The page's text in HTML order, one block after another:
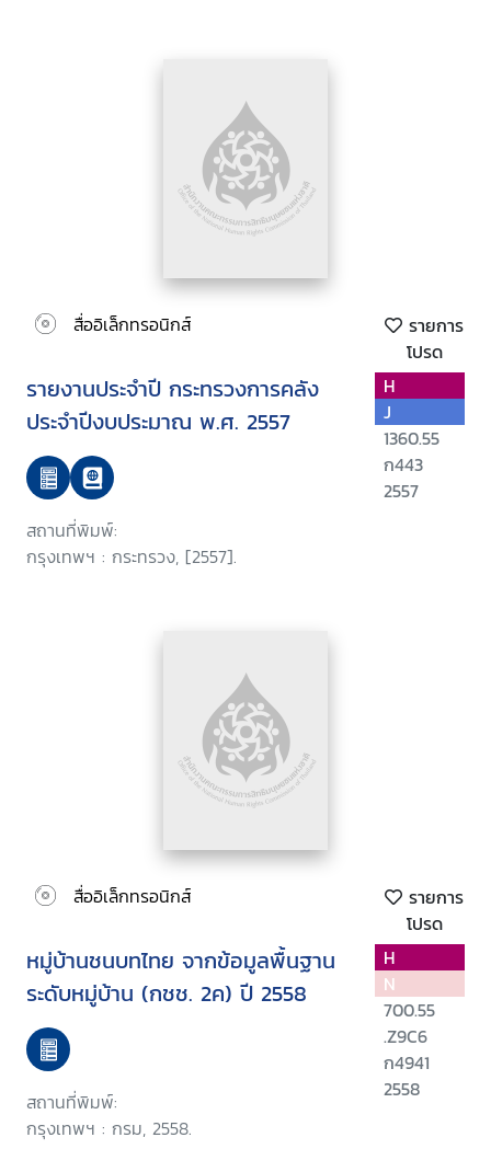
สื่ออิเล็กทรอนิกส์
รายการ
โปรด
รายงานประจำปี กระทรวงการคลัง
ประจำปีงบประมาณ พ.ศ. 2557
สถานที่พิมพ์:
กรุงเทพฯ : กระทรวง, [2557].
H
J
1360.55
ก443
2557
สื่ออิเล็กทรอนิกส์
รายการ
โปรด
หมู่บ้านชนบทไทย จากข้อมูลพื้นฐาน
ระดับหมู่บ้าน (กชช. 2ค) ปี 2558
สถานที่พิมพ์:
กรุงเทพฯ : กรม, 2558.
H
N
700.55
.Z9C6
ก4941
2558